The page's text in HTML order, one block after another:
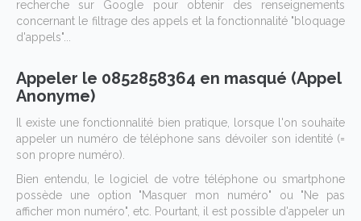
recherche sur Google pour obtenir des renseignements
concernant le filtrage des appels et la fonctionnalité "bloquage
d'appels"...
Appeler le 0852858364 en masqué (Appel
Anonyme)
Il existe une fonctionnalité bien pratique, lorsque l'on souhaite
appeler un numéro de téléphone sans dévoiler son identité (=
son propre numéro).
Bien entendu, le logiciel de votre téléphone ou smartphone
possède une option "Masquer mon numéro" ou "Ne pas
afficher mon numéro", etc. Pourtant, il est possible d'appeler un